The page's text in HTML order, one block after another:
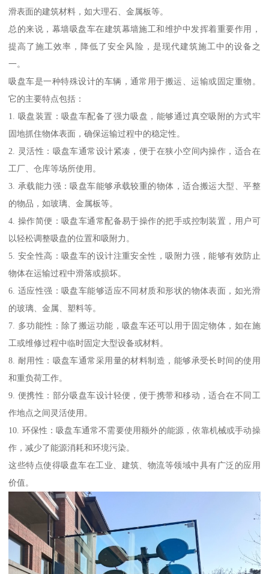
滑表面的建筑材料，如大理石、金属板等。
总的来说，幕墙吸盘车在建筑幕墙施工和维护中发挥着重要作用，
提高了施工效率，降低了安全风险，是现代建筑施工中的设备之
一。
吸盘车是一种特殊设计的车辆，通常用于搬运、运输或固定重物。
它的主要特点包括：
1. 吸盘装置：吸盘车配备了强力吸盘，能够通过真空吸附的方式牢
固地抓住物体表面，确保运输过程中的稳定性。
2. 灵活性：吸盘车通常设计紧凑，便于在狭小空间内操作，适合在
工厂、仓库等场所使用。
3. 承载能力强：吸盘车能够承载较重的物体，适合搬运大型、平整
的物品，如玻璃、金属板等。
4. 操作简便：吸盘车通常配备易于操作的把手或控制装置，用户可
以轻松调整吸盘的位置和吸附力。
5. 安全性高：吸盘车的设计注重安全性，吸附力强，能够有效防止
物体在运输过程中滑落或损坏。
6. 适应性强：吸盘车能够适应不同材质和形状的物体表面，如光滑
的玻璃、金属、塑料等。
7. 多功能性：除了搬运功能，吸盘车还可以用于固定物体，如在施
工或维修过程中临时固定大型设备或材料。
8. 耐用性：吸盘车通常采用量的材料制造，能够承受长时间的使用
和重负荷工作。
9. 便携性：部分吸盘车设计轻便，便于携带和移动，适合在不同工
作地点之间灵活使用。
10. 环保性：吸盘车通常不需要使用额外的能源，依靠机械或手动操
作，减少了能源消耗和环境污染。
这些特点使得吸盘车在工业、建筑、物流等领域中具有广泛的应用
价值。